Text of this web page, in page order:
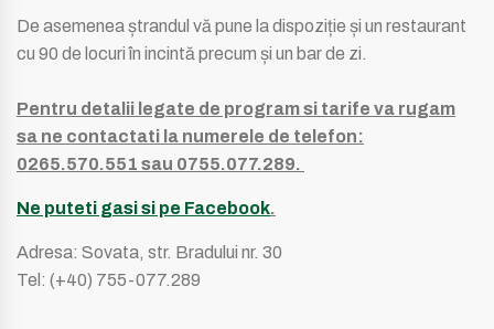
De asemenea ștrandul vă pune la dispoziție și un restaurant
cu 90 de locuri în incintă precum și un bar de zi.
Pentru detalii legate de program si tarife va rugam
sa ne contactati la numerele de telefon:
0265.570.551 sau 0755.077.289.
Ne puteti gasi si pe Facebook.
Adresa: Sovata, str. Bradului nr. 30
Tel: (+40) 755-077.289